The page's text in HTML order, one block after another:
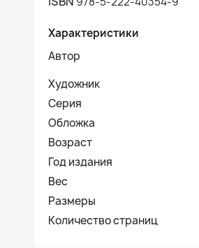
Характеристики
Автор
Художник
Серия
Обложка
Возраст
Год издания
Вес
Размеры
Количество страниц